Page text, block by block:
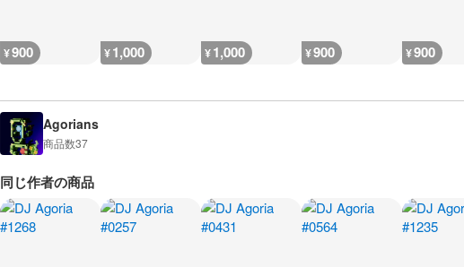
¥900 ¥1,000 ¥1,000 ¥900 ¥900
Agorians
商品数37
同じ作者の商品